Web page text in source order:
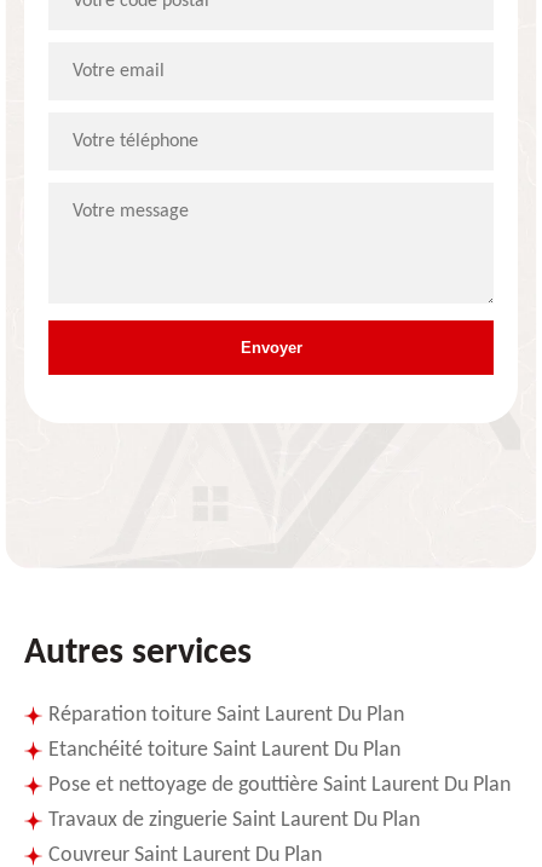
Autres services
Réparation toiture Saint Laurent Du Plan
Etanchéité toiture Saint Laurent Du Plan
Pose et nettoyage de gouttière Saint Laurent Du Plan
Travaux de zinguerie Saint Laurent Du Plan
Couvreur Saint Laurent Du Plan